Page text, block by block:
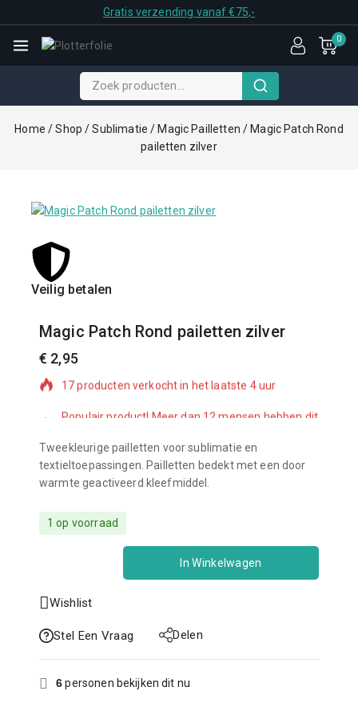
Gratis verzending vanaf €75,-
0
Home / Shop / Sublimatie / Magic Pailletten / Magic Patch Rond
pailetten zilver
Veilig betalen
Magic Patch Rond pailetten zilver
€ 2,9517 producten verkocht in het laatste 4 uur
Populair product! Meer dan 12 mensen hebben dit
Tweekleurige pailletten voor sublimatie en
textieltoepassingen. Pailletten bedekt met een door
warmte geactiveerd kleefmiddel.
1 op voorraad
In Winkelwagen
Wishlist
Stel Een Vraag Delen
6personen bekijken dit nu